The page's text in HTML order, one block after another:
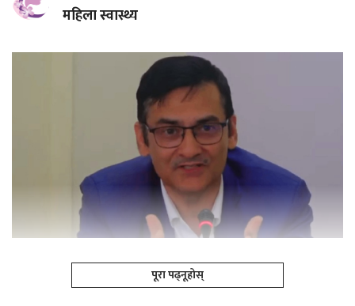
महिला स्वास्थ्य
पूरा पढ्नूहोस्